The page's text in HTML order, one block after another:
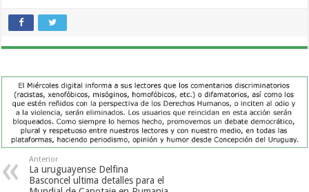
Anterior
La uruguayense Delfina
Basconcel ultima detalles para el